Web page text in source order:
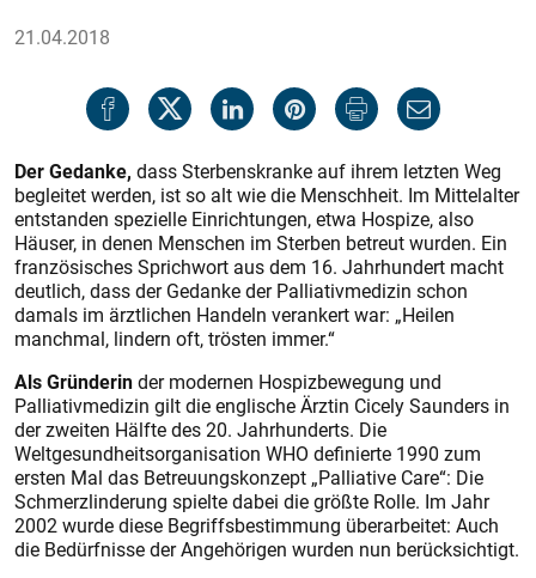
21.04.2018
Der Gedanke, dass Sterbenskranke auf ihrem letzten Weg
begleitet werden, ist so alt wie die Menschheit. Im Mittelalter
entstanden spezielle Einrichtungen, etwa Hospize, also
Häuser, in denen Menschen im Sterben betreut wurden. Ein
französisches Sprichwort aus dem 16. Jahrhundert macht
deutlich, dass der Gedanke der Palliativmedizin schon
damals im ärztlichen Handeln verankert war: „Heilen
manchmal, lindern oft, trösten immer.“
Als Gründerinder modernen Hospizbewegung und
Palliativmedizin gilt die englische Ärztin Cicely Saunders in
der zweiten Hälfte des 20. Jahrhunderts. Die
Weltgesundheitsorganisation WHO definierte 1990 zum
ersten Mal das Betreuungskonzept „Palliative Care“: Die
Schmerzlinderung spielte dabei die größte Rolle. Im Jahr
2002 wurde diese Begriffsbestimmung überarbeitet: Auch
die Bedürfnisse der Angehörigen wurden nun berücksichtigt.